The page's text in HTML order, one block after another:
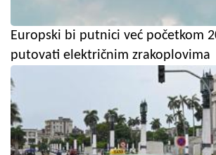
Europski bi putnici već početkom
putovati električnim zrakoplovima